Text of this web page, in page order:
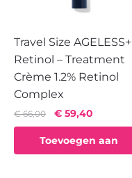
Travel Size AGELESS+
Retinol – Treatment
Crème 1.2% Retinol
Complex
€66,00
Oorspronkelijke
prijs
was:
€ 66,00.
€ 59,40
prijs
is:
€ 59,40.
Toevoegen aan